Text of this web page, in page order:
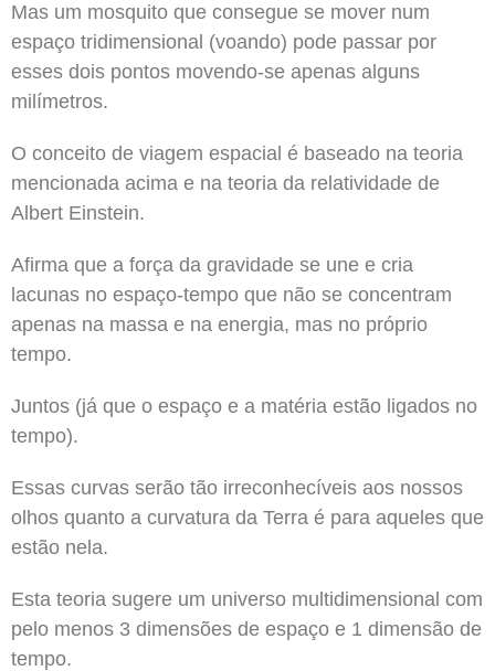
Mas um mosquito que consegue se mover num
espaço tridimensional (voando) pode passar por
esses dois pontos movendo-se apenas alguns
milímetros.
O conceito de viagem espacial é baseado na teoria
mencionada acima e na teoria da relatividade de
Albert Einstein.
Afirma que a força da gravidade se une e cria
lacunas no espaço-tempo que não se concentram
apenas na massa e na energia, mas no próprio
tempo.
Juntos (já que o espaço e a matéria estão ligados no
tempo).
Essas curvas serão tão irreconhecíveis aos nossos
olhos quanto a curvatura da Terra é para aqueles que
estão nela.
Esta teoria sugere um universo multidimensional com
pelo menos 3 dimensões de espaço e 1 dimensão de
tempo.